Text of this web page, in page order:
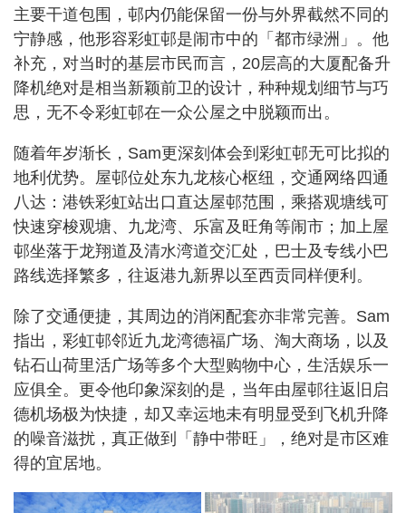
主要干道包围，邨内仍能保留一份与外界截然不同的
宁静感，他形容彩虹邨是闹市中的「都市绿洲」。他
补充，对当时的基层市民而言，20层高的大厦配备升
降机绝对是相当新颖前卫的设计，种种规划细节与巧
思，无不令彩虹邨在一众公屋之中脱颖而出。
随着年岁渐长，Sam更深刻体会到彩虹邨无可比拟的
地利优势。屋邨位处东九龙核心枢纽，交通网络四通
八达：港铁彩虹站出口直达屋邨范围，乘搭观塘线可
快速穿梭观塘、九龙湾、乐富及旺角等闹市；加上屋
邨坐落于龙翔道及清水湾道交汇处，巴士及专线小巴
路线选择繁多，往返港九新界以至西贡同样便利。
除了交通便捷，其周边的消闲配套亦非常完善。Sam
指出，彩虹邨邻近九龙湾德福广场、淘大商场，以及
钻石山荷里活广场等多个大型购物中心，生活娱乐一
应俱全。更令他印象深刻的是，当年由屋邨往返旧启
德机场极为快捷，却又幸运地未有明显受到飞机升降
的噪音滋扰，真正做到「静中带旺」，绝对是市区难
得的宜居地。